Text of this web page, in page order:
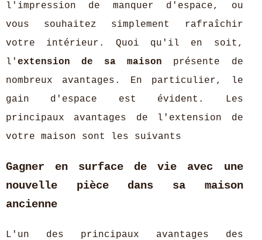
l'impression de manquer d'espace, ou
vous souhaitez simplement rafraîchir
votre intérieur. Quoi qu'il en soit,
l' extension de sa maison présente de
nombreux avantages. En particulier, le
gain d'espace est évident. Les
principaux avantages de l'extension de
votre maison sont les suivants
Gagner en surface de vie avec une
nouvelle pièce dans sa maison
ancienne
L'un des principaux avantages des